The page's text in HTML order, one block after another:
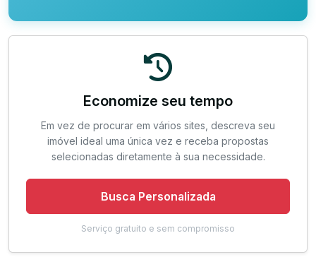
Economize seu tempo
Em vez de procurar em vários sites, descreva seu
imóvel ideal uma única vez e receba propostas
selecionadas diretamente à sua necessidade.
Busca Personalizada
Serviço gratuito e sem compromisso